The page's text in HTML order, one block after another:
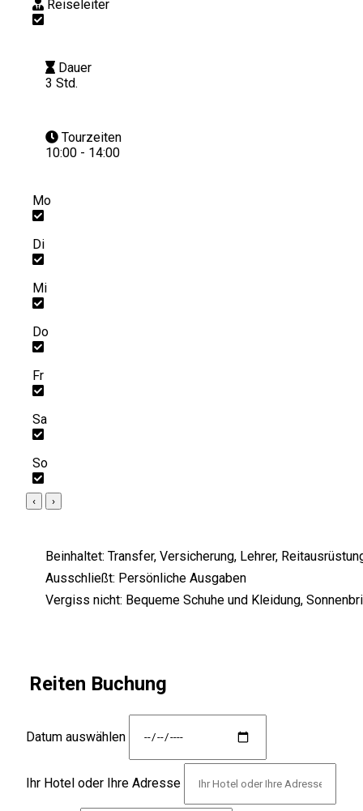
Reiseleiter
Dauer
3 Std.
Tourzeiten
10:00 - 14:00
Mo
Di
Mi
Do
Fr
Sa
So
‹ ›
Beinhaltet: Transfer, Versicherung, Lehrer,
Ausschließt: Persönliche Ausgaben
Vergiss nicht: Bequeme Schuhe und Kleidung,
Reiten Buchung
Datum auswählen
Ihr Hotel oder Ihre Adresse